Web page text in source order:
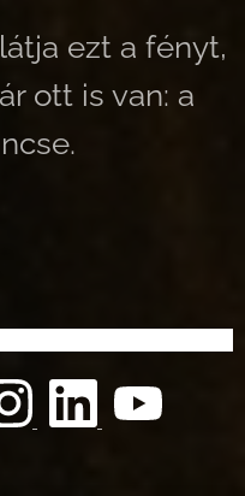
ezt a fényt,
ott is van: a